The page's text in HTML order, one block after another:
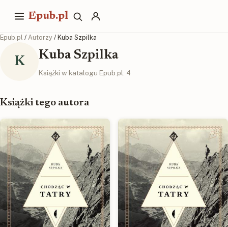
Epub.pl
Epub.pl / Autorzy / Kuba Szpilka
K Kuba Szpilka
Książki w katalogu Epub.pl: 4
Książki tego autora